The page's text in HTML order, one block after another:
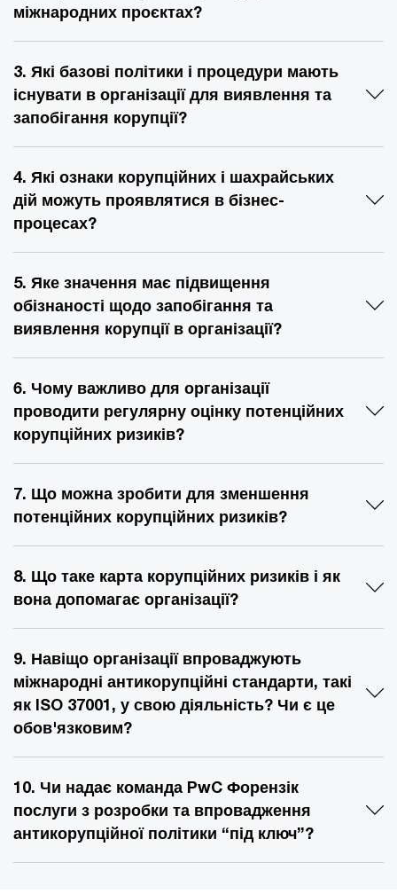
міжнародних проєктах?
3. Які базові політики і процедури мають
існувати в організації для виявлення та
запобігання корупції?
4. Які ознаки корупційних і шахрайських
дій можуть проявлятися в бізнес-
процесах?
5. Яке значення має підвищення
обізнаності щодо запобігання та
виявлення корупції в організації?
6. Чому важливо для організації
проводити регулярну оцінку потенційних
корупційних ризиків?
7. Що можна зробити для зменшення
потенційних корупційних ризиків?
8. Що таке карта корупційних ризиків і як
вона допомагає організації?
9. Навіщо організації впроваджують
міжнародні антикорупційні стандарти, такі
як ISO 37001, у свою діяльність? Чи є це
обов'язковим?
10. Чи надає команда PwC Форензік
послуги з розробки та впровадження
антикорупційної політики “під ключ”?